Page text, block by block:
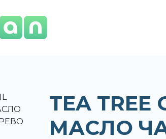
TEA TREE
МАСЛО